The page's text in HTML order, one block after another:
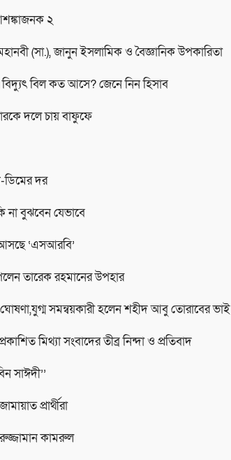
২
(সা.), জানুন ইসলামিক ও বৈজ্ঞানিক উপকারিতা
বিল কত আসে? জেনে নিন হিসাব
দলে চায় বাফুফে
ডিমের দর
না বুঝবেন যেভাবে
‘এসআরবি’
তারেক রহমানের উপহার
সমন্বয়কারী হলেন শহীদ আবু তোরাবের ভাই
মিথ্যা সংবাদের তীব্র নিন্দা ও প্রতিবাদ
সাঈদী’’
প্রার্থীরা
কামরুল